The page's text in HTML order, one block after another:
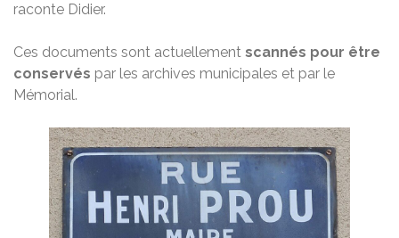
raconte Didier.
Ces documents sont actuellement scannés pour être
conservés par les archives municipales et par le
Mémorial.